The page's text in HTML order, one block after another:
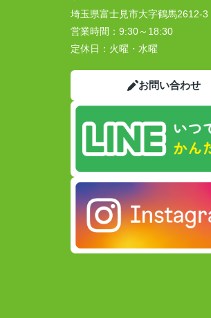
埼玉県富士見市大字鶴馬2612-
営業時間： 9:30～18:30
定休日： 火曜・水曜
お問い合わせ